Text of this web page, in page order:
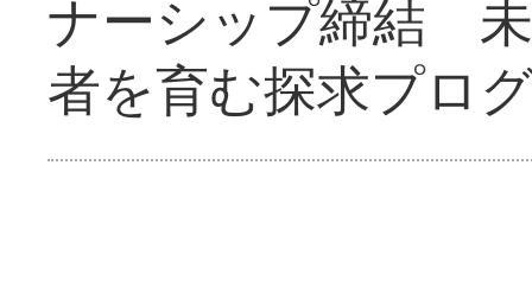
ナーシップ締結
者を育む探求プロ